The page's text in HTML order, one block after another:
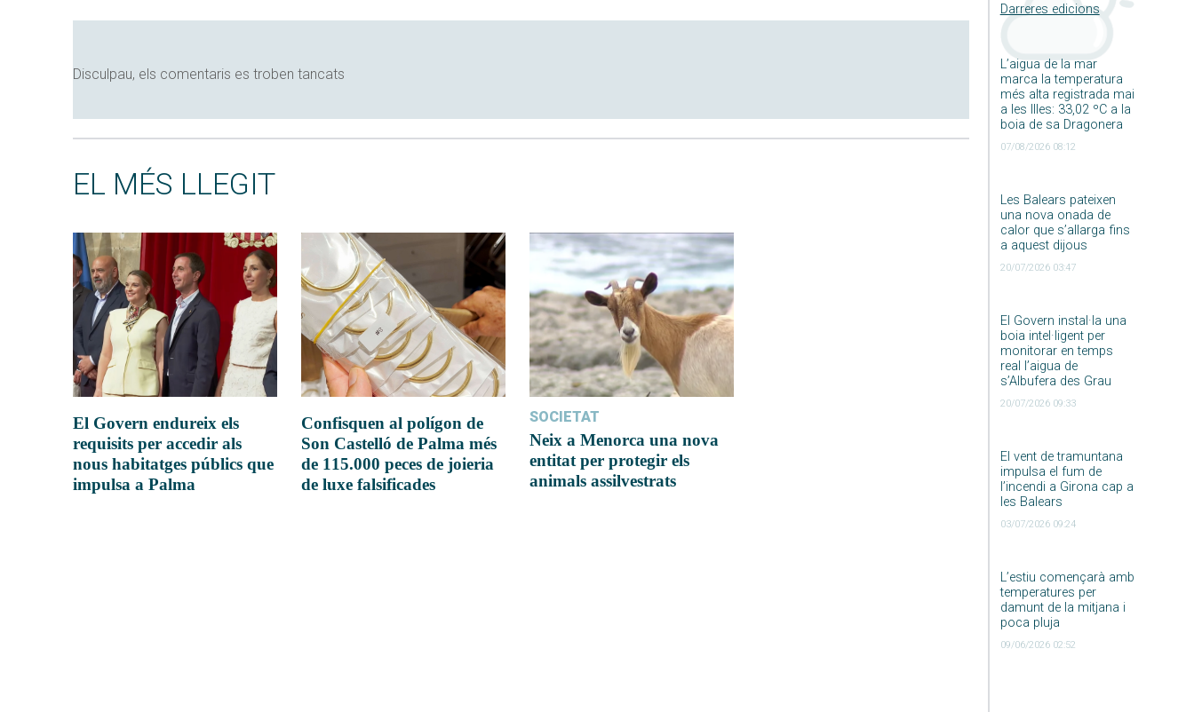
Darreres edicions
L’aigua de la mar
marca la temperatura
més alta registrada mai
a les Illes: 33,02 ºC a la
boia de sa Dragonera
07/08/2026 08:12
Les Balears pateixen
una nova onada de
calor que s’allarga fins
a aquest dijous
20/07/2026 03:47
El Govern instal·la una
boia intel·ligent per
monitorar en temps
real l’aigua de
s’Albufera des Grau
20/07/2026 09:33
El vent de tramuntana
impulsa el fum de
l’incendi a Girona cap a
les Balears
03/07/2026 09:24
L’estiu començarà amb
temperatures per
damunt de la mitjana i
poca pluja
09/06/2026 02:52
Disculpau, els comentaris es troben tancats
EL MÉS LLEGIT
El Govern endureix els
requisits per accedir als
nous habitatges públics que
impulsa a Palma
Confisquen al polígon de
Son Castelló de Palma més
de 115.000 peces de joieria
de luxe falsificades
SOCIETAT
Neix a Menorca una nova
entitat per protegir els
animals assilvestrats